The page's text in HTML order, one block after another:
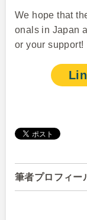
We hope that
onals in Japan
or your support!
筆者プロフィー